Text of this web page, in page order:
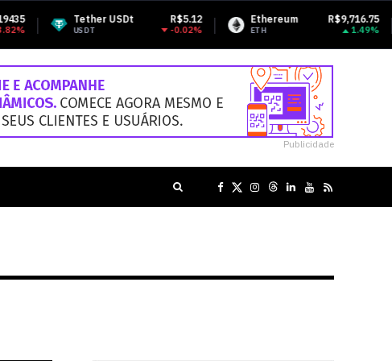
Tether USDt R$5.12
USDT
Ethereum R$9,716.75
ETH
BNB
BNB
Publicidade